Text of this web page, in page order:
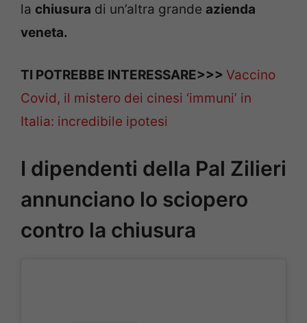
la chiusura di un’altra grande azienda
veneta.
TI POTREBBE INTERESSARE>>> Vaccino
Covid, il mistero dei cinesi ‘immuni’ in
Italia: incredibile ipotesi
I dipendenti della Pal Zilieri
annunciano lo sciopero
contro la chiusura